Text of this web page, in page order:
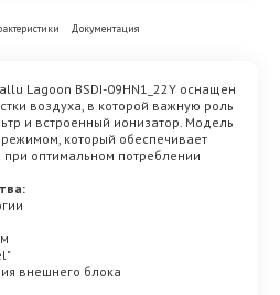
Документация
Lagoon BSDI-09HN1_22Y оснащен
воздуха, в которой важную роль
и встроенный ионизатор. Модель
который обеспечивает
оптимальном потреблении
внешнего блока